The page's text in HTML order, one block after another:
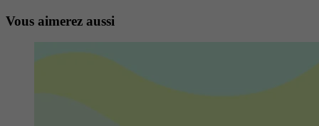
Vous aimerez aussi